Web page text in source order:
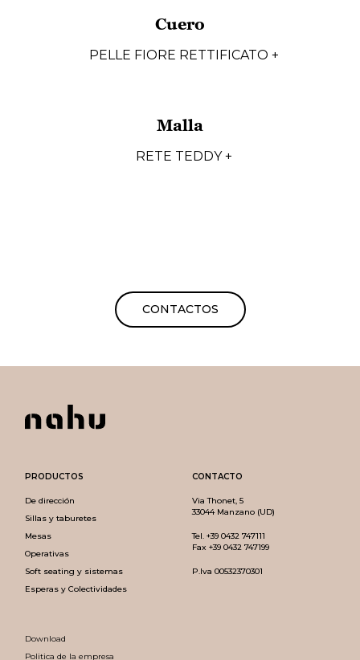
Cuero
PELLE FIORE RETTIFICATO +
Malla
RETE TEDDY +
CONTACTOS
PRODUCTOS
De dirección
Sillas y taburetes
Mesas
Operativas
Soft seating y sistemas
Esperas y Colectividades
Download
Politica de la empresa
CONTACTO
Via Thonet, 5
33044 Manzano (UD)
Tel. +39 0432 747111
Fax +39 0432 747199
P.Iva 00532370301